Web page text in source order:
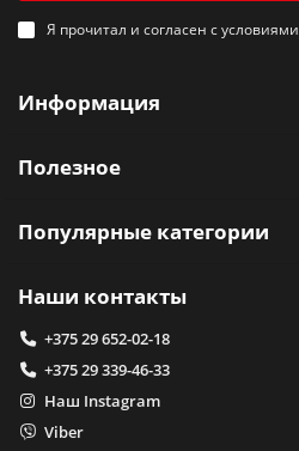
Я прочитал и согласен с условиями
Информация
Полезное
Популярные категории
Наши контакты
+375 29 652-02-18
+375 29 339-46-33
Наш Instagram
Viber